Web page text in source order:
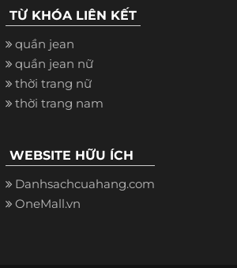
TỪ KHÓA LIÊN KẾT
quần jean
quần jean nữ
thời trang nữ
thời trang nam
WEBSITE HỮU ÍCH
Danhsachcuahang.com
OneMall.vn